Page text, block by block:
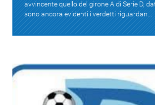
avvincente quello del girone A di Serie D,
sono ancora evidenti i verdetti riguardan...